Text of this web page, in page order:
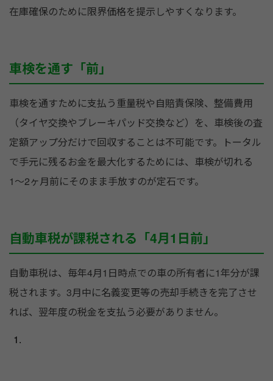
在庫確保のために限界価格を提示しやすくなります。
車検を通す「前」
車検を通すために支払う重量税や自賠責保険、整備費用
（タイヤ交換やブレーキパッド交換など）を、車検後の査
定額アップ分だけで回収することは不可能です。トータル
で手元に残るお金を最大化するためには、車検が切れる
1〜2ヶ月前にそのまま手放すのが定石です。
自動車税が課税される「4月1日前」
自動車税は、毎年4月1日時点での車の所有者に1年分が課
税されます。3月中に名義変更等の売却手続きを完了させ
れば、翌年度の税金を支払う必要がありません。